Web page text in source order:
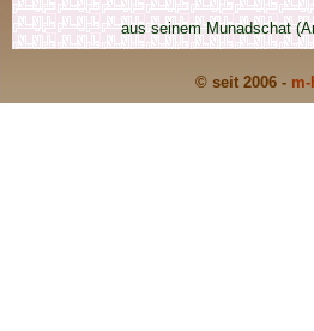
aus seinem Munadschat
© seit 2006 -